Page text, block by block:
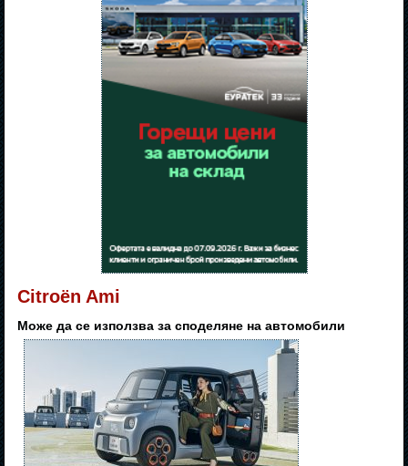
Citroën Ami
Може да се използва за споделяне на автомобили